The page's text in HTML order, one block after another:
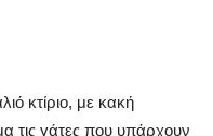
κτίριο, με κακή
τις γάτες που υπάρχουν